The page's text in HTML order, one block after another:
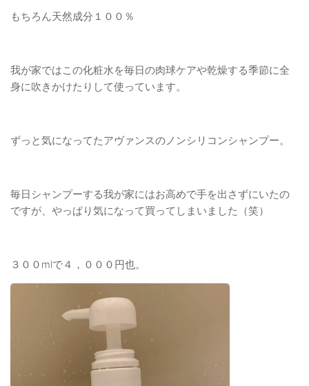
もちろん天然成分１００％
我が家ではこの化粧水を毎日の肉球ケアや乾燥する季節に全
身に吹きかけたりして使っています。
ずっと気になってたアヴァンスのノンシリコンシャンプー。
毎日シャンプーする我が家にはお高めで手を出さずにいたの
ですが、やっぱり気になって買ってしまいました（笑）
３００mlで４，０００円也。